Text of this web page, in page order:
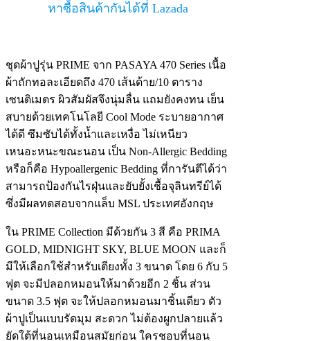
หาซื้อสินค้ากันได้ที่ Lazada
ชุดผ้าปูรุ่น PRIME จาก PASAYA 470 Series เนื้อ
ผ้าถักทอละเอียดถึง 470 เส้นด้าย/10 ตาราง
เซนติเมตร ผิวสัมผัสจึงนุ่มลื่น แถมยังคงทน เย็น
สบายด้วยเทคโนโลยี Cool Mode ระบายอากาศ
ได้ดี ซึมซับได้ทั้งน้ำและเหงื่อ ไม่เหนียว
เหนอะหนะขณะนอน เป็น Non-Allergic Bedding
หรือก็คือ Hypoallergenic Bedding ที่การันตีได้ว่า
สามารถป้องกันไรฝุ่นและยับยั้งเชื้อจุลินทรีย์ได้
ซึ่งมีผลทดสอบจากแล็บ MSL ประเทศอังกฤษ
ใน PRIME Collection มีด้วยกัน 3 สี คือ PRIMA
GOLD, MIDNIGHT SKY, BLUE MOON และก็
มีให้เลือกใช้สำหรับเตียงทั้ง 3 ขนาด โดย 6 กับ 5
ฟุต จะมีปลอกหมอนให้มาด้วยอีก 2 ชิ้น ส่วน
ขนาด 3.5 ฟุต จะให้ปลอกหมอนมาชิ้นเดียว ตัว
ผ้าปูเป็นแบบรัดมุม สะดวก ไม่ต้องผูกปลายแล้ว
ยัดใต้ที่นอนเหมือนสมัยก่อน ใครชอบที่นอน